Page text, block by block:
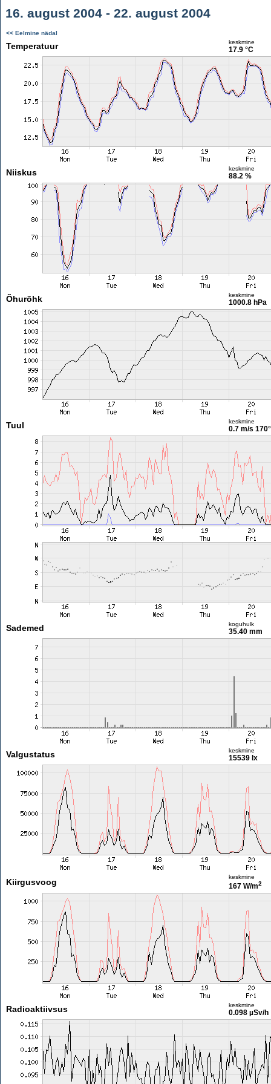
16. august 2004 - 22. august 2004
<< Eelmine nädal
Temperatuur keskmine
17.9 °C
Niiskus keskmine
88.2 %
Õhurõhk keskmine
1000.8 hPa
Tuul keskmine
0.7 m/s 170°
Sademed koguhulk
35.40 mm
Valgustatus keskmine
15539 lx
Kiirgusvoog
keskmine
167 W/m2
Radioaktiivsus keskmine
0.098 µSv/h